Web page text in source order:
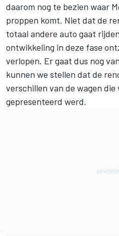
daarom nog te bezien waar
proppen komt. Niet dat de
totaal andere auto gaat
ontwikkeling in deze fase
verlopen. Er gaat dus nog
kunnen we stellen dat de
verschillen van de wagen
gepresenteerd werd.